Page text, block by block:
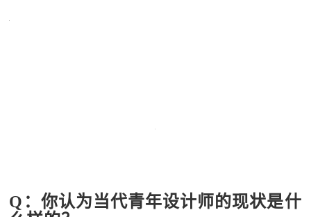
Q：你认为当代青年设计师的现状是什